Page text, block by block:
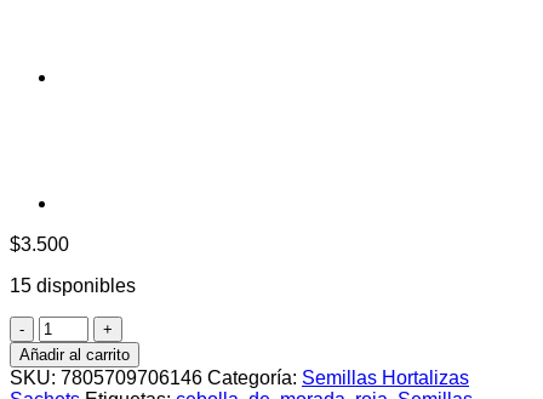
$3.500
15 disponibles
Semillas
de
Cebolla
Morada
Añadir al carrito
SKU: 7805709706146 Categoría: Semillas Hortalizas